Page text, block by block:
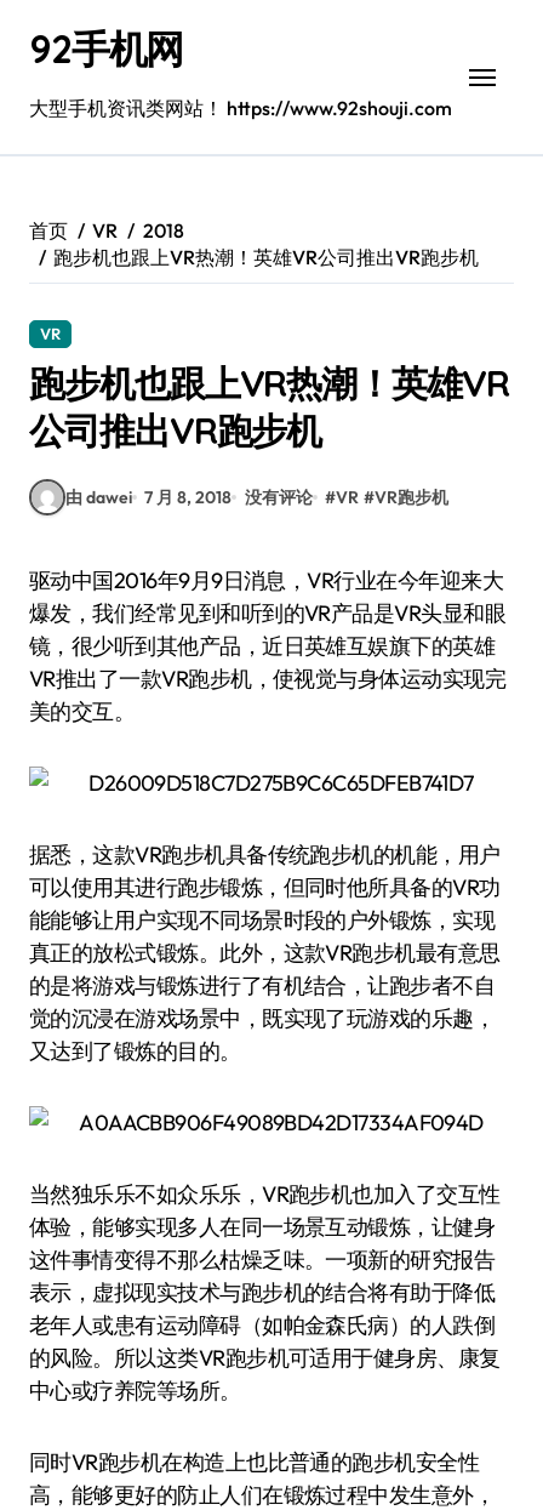
92手机网
大型手机资讯类网站！ https://www.92shouji.com
首页 VR
2018
跑步机也跟上VR热潮！英雄VR公司推出VR跑步机
VR
跑步机也跟上VR热潮！英雄VR
公司推出VR跑步机
由 dawei 7 月 8, 2018 没有评论 #VR #VR跑步机
驱动中国2016年9月9日消息，VR行业在今年迎来大
爆发，我们经常见到和听到的VR产品是VR头显和眼
镜，很少听到其他产品，近日英雄互娱旗下的英雄
VR推出了一款VR跑步机，使视觉与身体运动实现完
美的交互。
据悉，这款VR跑步机具备传统跑步机的机能，用户
可以使用其进行跑步锻炼，但同时他所具备的VR功
能能够让用户实现不同场景时段的户外锻炼，实现
真正的放松式锻炼。此外，这款VR跑步机最有意思
的是将游戏与锻炼进行了有机结合，让跑步者不自
觉的沉浸在游戏场景中，既实现了玩游戏的乐趣，
又达到了锻炼的目的。
当然独乐乐不如众乐乐，VR跑步机也加入了交互性
体验，能够实现多人在同一场景互动锻炼，让健身
这件事情变得不那么枯燥乏味。一项新的研究报告
表示，虚拟现实技术与跑步机的结合将有助于降低
老年人或患有运动障碍（如帕金森氏病）的人跌倒
的风险。所以这类VR跑步机可适用于健身房、康复
中心或疗养院等场所。
同时VR跑步机在构造上也比普通的跑步机安全性
高，能够更好的防止人们在锻炼过程中发生意外，